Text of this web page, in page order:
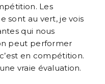
Les
sont au vert, je vois
qui nous
peut performer
en compétition.
vraie évaluation.